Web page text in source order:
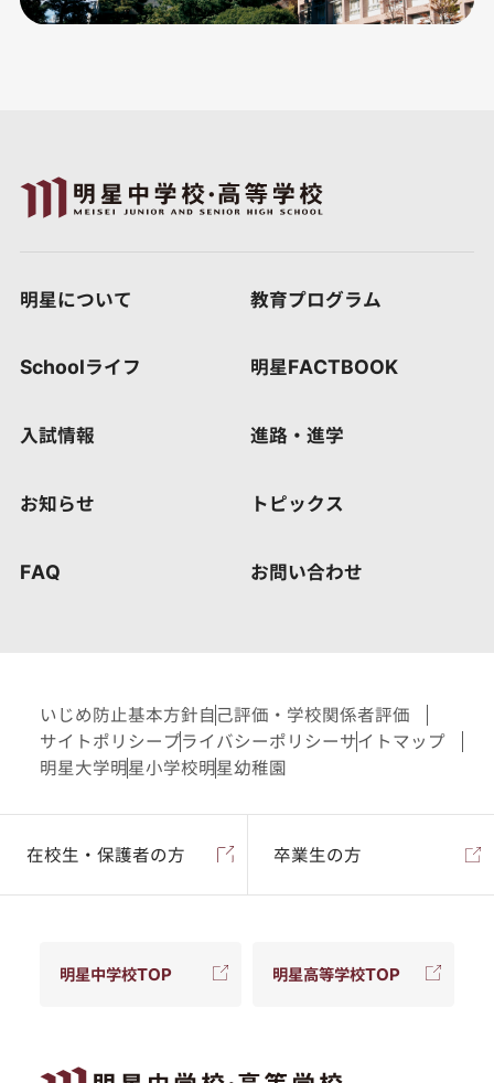
明星について 教育プログラム
Schoolライフ 明星FACTBOOK
入試情報 進路・進学
お知らせ トピックス
FAQ お問い合わせ
いじめ防止基本方針自己評価・学校関係者評価
サイトポリシー プライバシーポリシーサイトマップ
明星大学明星小学校明星幼稚園
在校生・保護者の方 卒業生の方
明星中学校TOP 明星高等学校TOP